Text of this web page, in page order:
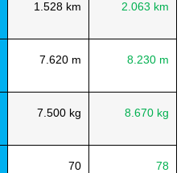
1.528 km 2.063 km
7.620 m 8.230 m
7.500 kg 8.670 kg
70 78